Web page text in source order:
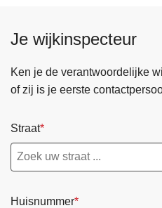
Je wijkinspecteur
Ken je de verantwoordelijke
of zij is je eerste
Straat
Huisnummer